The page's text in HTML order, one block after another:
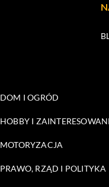
DOM I OGRÓD
HOBBY I
MOTORYZACJA
PRAWO, RZĄD I POLITYKA